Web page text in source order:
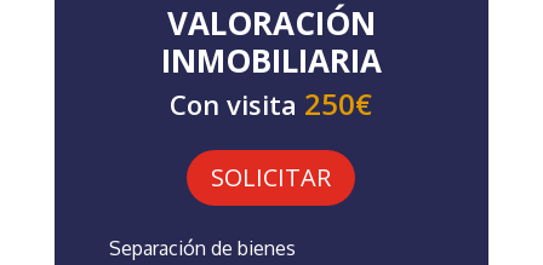
VALORACIÓN
INMOBILIARIA
Con visita 250€
SOLICITAR
Separación de bienes